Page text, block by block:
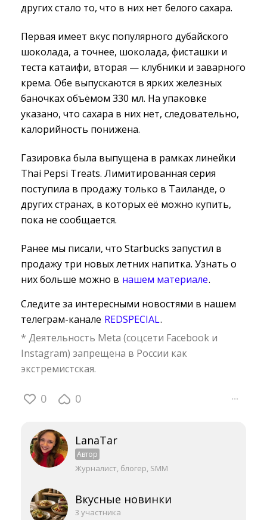
других стало то, что в них нет белого сахара.
Первая имеет вкус популярного дубайского
шоколада, а точнее, шоколада, фисташки и
теста катаифи, вторая — клубники и заварного
крема. Обе выпускаются в ярких железных
баночках объёмом 330 мл. На упаковке
указано, что сахара в них нет, следовательно,
калорийность понижена.
Газировка была выпущена в рамках линейки
Thai Pepsi Treats. Лимитированная серия
поступила в продажу только в Таиланде, о
других странах, в которых её можно купить,
пока не сообщается.
Ранее мы писали, что Starbucks запустил в
продажу три новых летних напитка. Узнать о
них больше можно в нашем материале.
Следите за интересными новостями в нашем
телеграм-канале REDSPECIAL.
* Деятельность Meta (соцсети Facebook и
Instagram) запрещена в России как
экстремистская.
0 0 ···
LanaTar
Автор
Журналист, блогер, SMM
Вкусные новинки
3 участника